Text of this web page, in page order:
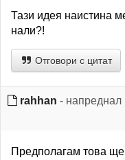
Тази идея наистина
нали?!
Отговори с цитат
rahhan - напреднал
Предполагам това ще